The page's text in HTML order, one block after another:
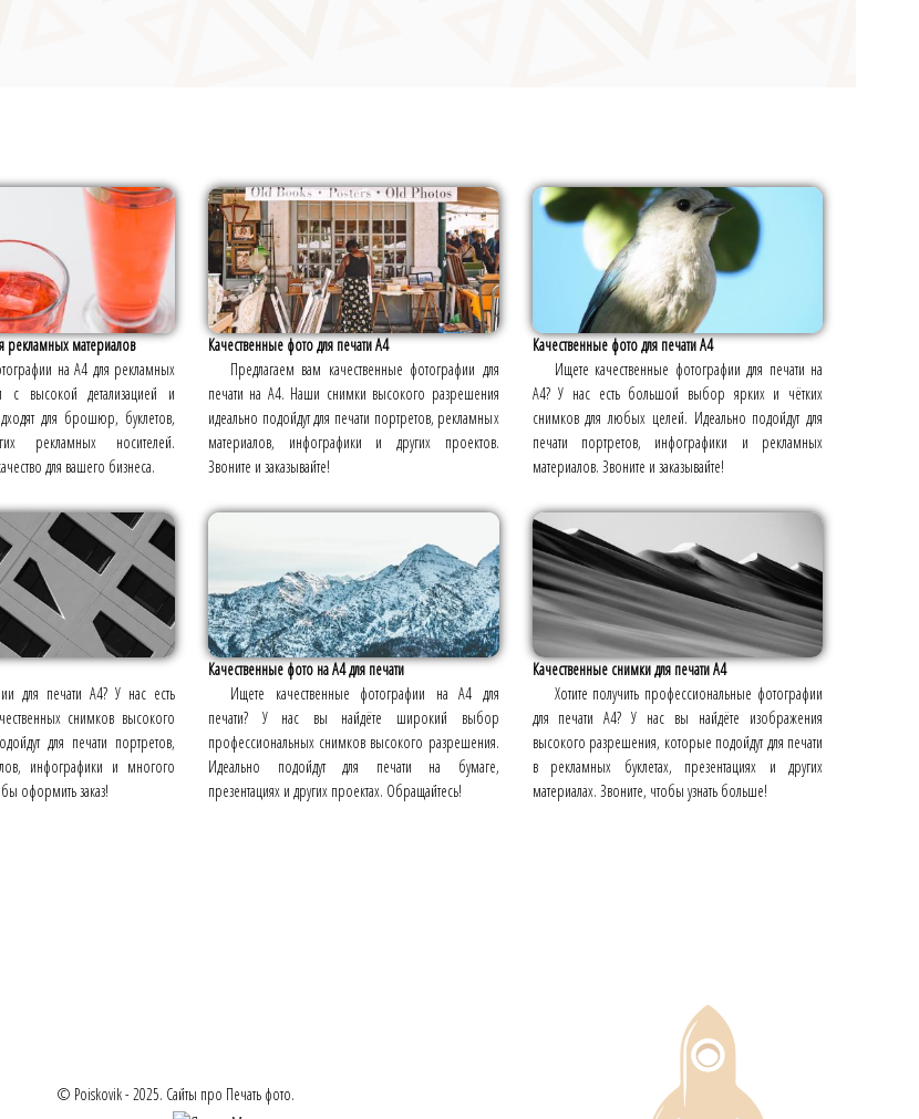
рекламных материалов
на А4 для рекламных
с высокой детализацией и
для брошюр, буклетов,
рекламных носителей.
для вашего бизнеса.
Качественные фото для печати А4
Предлагаем вам качественные фотографии для
печати на А4. Наши снимки высокого разрешения
идеально подойдут для печати портретов, рекламных
материалов, инфографики и других проектов.
Звоните и заказывайте!
Качественные фото для печати А4
Ищете качественные фотографии для печати на
А4? У нас есть большой выбор ярких и чётких
снимков для любых целей. Идеально подойдут для
печати портретов, инфографики и рекламных
материалов. Звоните и заказывайте!
для печати А4? У нас есть
снимков высокого
для печати портретов,
инфографики и многого
оформить заказ!
Качественные фото на А4 для печати
Ищете качественные фотографии на А4 для
печати? У нас вы найдёте широкий выбор
профессиональных снимков высокого разрешения.
Идеально подойдут для печати на бумаге,
презентациях и других проектах. Обращайтесь!
Качественные снимки для печати А4
Хотите получить профессиональные фотографии
для печати А4? У нас вы найдёте изображения
высокого разрешения, которые подойдут для печати
в рекламных буклетах, презентациях и других
материалах. Звоните, чтобы узнать больше!
© Poiskovik - 2025. Сайты про Печать фото.